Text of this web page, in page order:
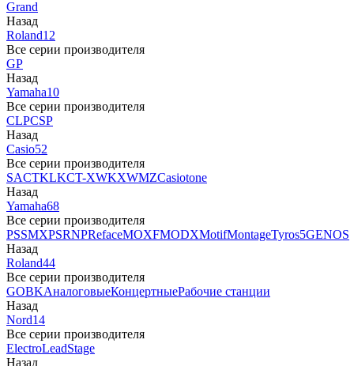
Grand
Назад
Roland12
Все серии производителя
GP
Назад
Yamaha10
Все серии производителя
CLPCSP
Назад
Casio52
Все серии производителя
SACTKLKCT-XWKXWMZCasiotone
Назад
Yamaha68
Все серии производителя
PSSMXPSRNPRefaceMOXFMODXMotifMontageTyros5GENOS
Назад
Roland44
Все серии производителя
GOBKАналоговыеКонцертныеРабочие станции
Назад
Nord14
Все серии производителя
ElectroLeadStage
Назад